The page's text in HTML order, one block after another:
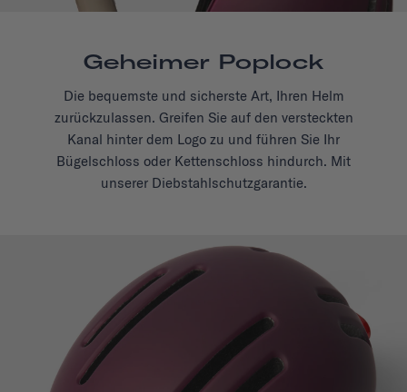
Geheimer Poplock
Die bequemste und sicherste Art, Ihren Helm
zurückzulassen. Greifen Sie auf den versteckten
Kanal hinter dem Logo zu und führen Sie Ihr
Bügelschloss oder Kettenschloss hindurch. Mit
unserer Diebstahlschutzgarantie.